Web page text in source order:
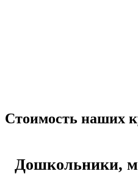
Стоимость наших
Дошкольники,